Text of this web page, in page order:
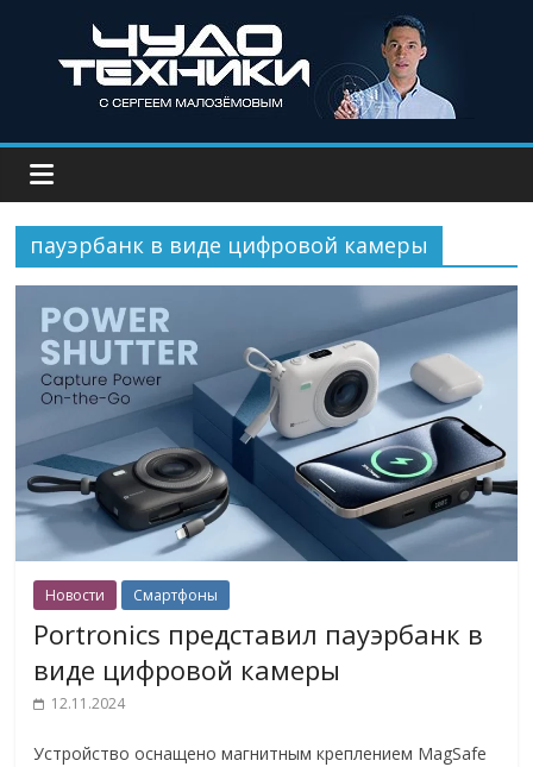
пауэрбанк в виде цифровой камеры
Новости Смартфоны
Portronics представил пауэрбанк в
виде цифровой камеры
12.11.2024
Устройство оснащено магнитным креплением MagSafe